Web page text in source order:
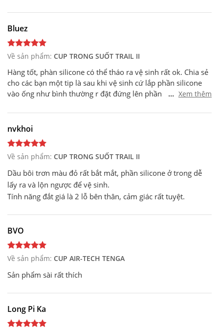
Bluez
Về sản phẩm: CUP TRONG SUỐT TRAIL II
Hàng tốt, phàn silicone có thể tháo ra vệ sinh rất ok. Chia sẻ
cho các bạn một tip là sau khi vệ sinh cứ lắp phần silicone
vào ống như bình thường r đặt đứng lên phần nắp, để ngửa
... Xem thêm
nvkhoi
Về sản phẩm: CUP TRONG SUỐT TRAIL II
Dầu bôi trơn màu đỏ rất bắt mắt, phần silicone ở trong dễ
lấy ra và lộn ngược để vệ sinh.
Tính năng đắt giá là 2 lỗ bên thân, cảm giác rất tuyệt.
BVO
Về sản phẩm: CUP AIR-TECH TENGA
Sản phẩm sài rất thích
Long Pi Ka